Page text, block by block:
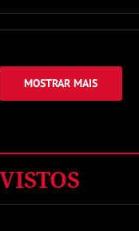
MOSTRAR MAIS